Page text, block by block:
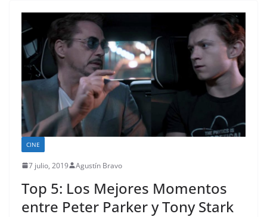
CINE
7 julio, 2019 Agustín Bravo
Top 5: Los Mejores Momentos
entre Peter Parker y Tony Stark